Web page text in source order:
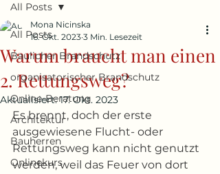
All Posts
Baulicher Brandschutz
organisatorischer Brandschutz
Online-Beratung
Architektur
Bauherren
Onlinekurs
All Posts
Warum braucht man einen
2. Rettungsweg?
Mona Nicinska
16. Okt. 2023 3 Min. Lesezeit
Aktualisiert:17. Okt. 2023
Es brennt, doch der erste
ausgewiesene Flucht- oder
Rettungsweg kann nicht genutzt
werden, weil das Feuer von dort